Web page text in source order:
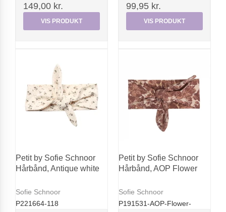
149,00 kr.
VIS PRODUKT
99,95 kr.
VIS PRODUKT
Petit by Sofie Schnoor
Hårbånd, Antique white
Sofie Schnoor
P221664-118
Petit by Sofie Schnoor
Hårbånd, AOP Flower
Sofie Schnoor
P191531-AOP-Flower-